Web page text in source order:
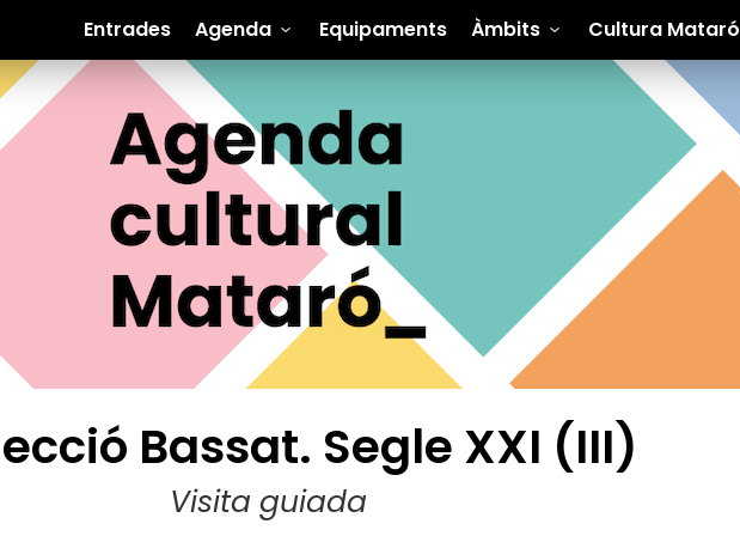
Entrades Agenda Equipaments Àmbits Cultura Mataró
Bassat. Segle XXI (III)
Visita guiada